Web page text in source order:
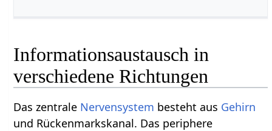
Informationsaustausch in
verschiedene Richtungen
Das zentrale Nervensystem besteht aus Gehirn
und Rückenmarkskanal. Das periphere